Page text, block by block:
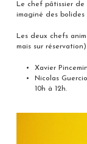
Le chef pâtissier de
imaginé des bolides
Les deux chefs
mais sur réservation)
Xavier
Nicolas
10h à 12h.